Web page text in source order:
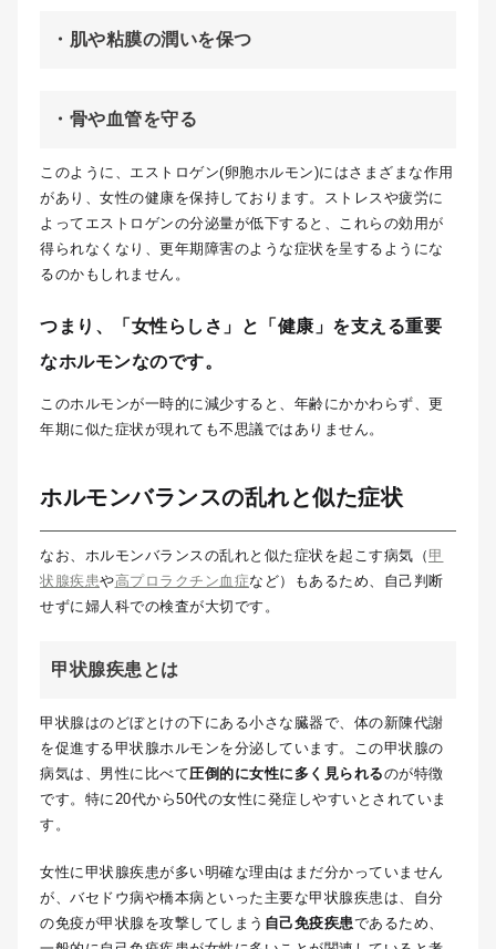
・肌や粘膜の潤いを保つ
・骨や血管を守る
このように、エストロゲン(卵胞ホルモン)にはさまざまな作用
があり、女性の健康を保持しております。ストレスや疲労に
よってエストロゲンの分泌量が低下すると、これらの効用が
得られなくなり、更年期障害のような症状を呈するようにな
るのかもしれません。
つまり、
「女性らしさ」と「健康」を支える重要
なホルモンなのです。
このホルモンが一時的に減少すると、年齢にかかわらず、更
年期に似た症状が現れても不思議ではありません。
ホルモンバランスの乱れと似た症状
なお、ホルモンバランスの乱れと似た症状を起こす病気（ 甲
状腺疾患や高プロラクチン血症など）もあるため、自己判断
せずに婦人科での検査が大切です。
甲状腺疾患とは
甲状腺はのどぼとけの下にある小さな臓器で、体の新陳代謝
を促進する甲状腺ホルモンを分泌しています。この甲状腺の
病気は、男性に比べて圧倒的に女性に多く見られるのが特徴
です。特に20代から50代の女性に発症しやすいとされていま
す。
女性に甲状腺疾患が多い明確な理由はまだ分かっていません
が、バセドウ病や橋本病といった主要な甲状腺疾患は、自分
の免疫が甲状腺を攻撃してしまう 自己免疫疾患であるため、